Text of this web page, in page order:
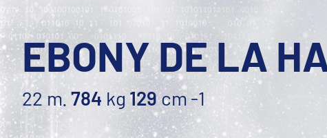
EBONY DE LA
22 m. 784 kg 129cm -1